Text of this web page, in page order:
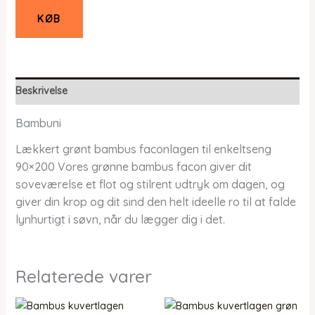
KØB
Beskrivelse
Bambuni
Lækkert grønt bambus faconlagen til enkeltseng
90×200 Vores grønne bambus facon giver dit
soveværelse et flot og stilrent udtryk om dagen, og
giver din krop og dit sind den helt ideelle ro til at falde
lynhurtigt i søvn, når du lægger dig i det.
Relaterede varer